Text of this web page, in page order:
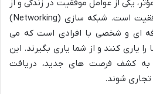
یکی از عوامل موفقیت در زندگی و از
مهمترین راه های کسب موفقیت است. شبکه سازی (Networking)
ای و شخصی با افرادی است که می
یاری کنند و از شما یاری بگیرند. این
به کشف فرصت های جدید، دریافت
تجاری شوند.